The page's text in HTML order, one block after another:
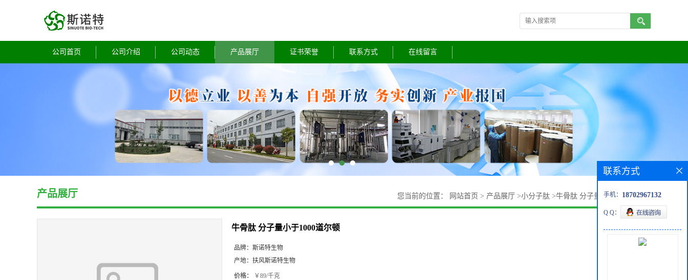
公司首页 公司介绍 公司动态 产品展厅 证书荣誉 联系方式 在线留言
产品展厅 您当前的位置： 网站首页 > 产品展厅 >小分子肽 >牛骨肽 分子量小于1000道尔顿
牛骨肽 分子量小于1000道尔顿
品牌： 斯诺特生物
产地： 扶风斯诺特生物
价格： ￥89/千克
联系方式
手机： 18702967132
Q Q：